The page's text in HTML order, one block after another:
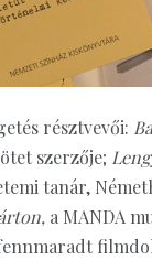
résztvevői:
szerzője;
tanár,
a MANDA